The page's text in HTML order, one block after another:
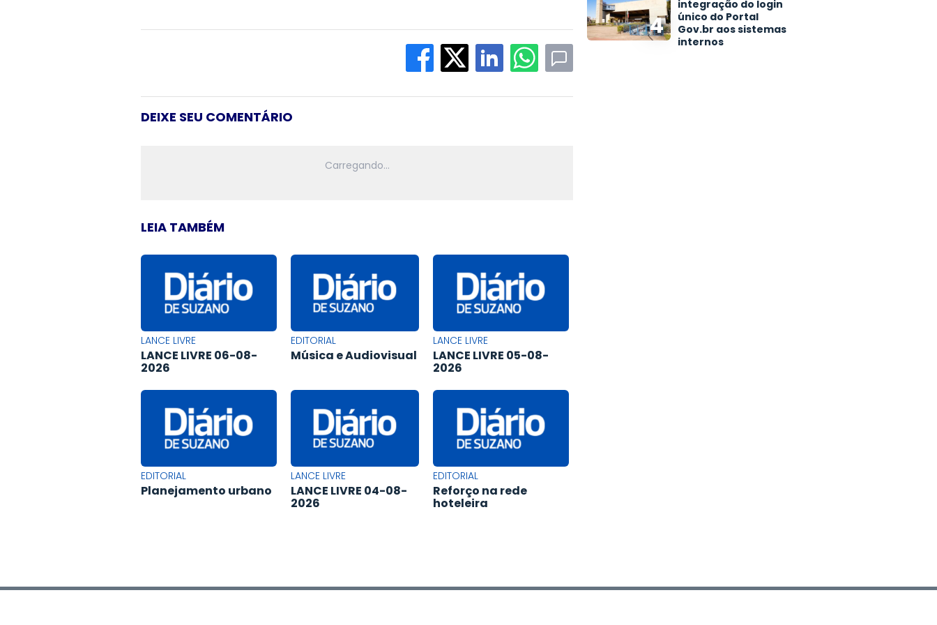
DEIXE SEU COMENTÁRIO
LEIA TAMBÉM
LANCE LIVRE
LANCE LIVRE 06-08-
2026
EDITORIAL
Música e Audiovisual
LANCE LIVRE
LANCE LIVRE 05-08-
2026
EDITORIAL
Planejamento urbano
LANCE LIVRE
LANCE LIVRE 04-08-
2026
EDITORIAL
Reforço na rede
hoteleira
4
integração do login
único do Portal
Gov.br aos sistemas
internos